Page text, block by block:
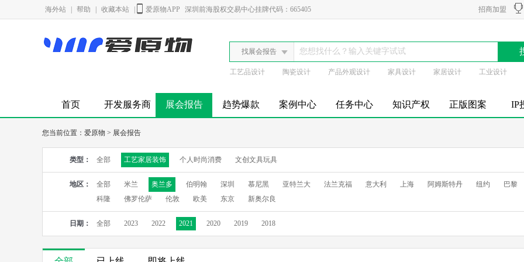
海外站 帮助 收藏本站 爱原物APP 深圳前海股权交易中心挂牌代码：665405 招商加盟
找展会报告
工艺品设计 陶瓷设计 产品外观设计 家具设计 家居设计 工业设计
首页 开发服务商 展会报告 趋势爆款 案例中心 任务中心 知识产权 正版图案 IP
您当前位置： 爱原物 > 展会报告
类型： 全部 工艺家居装饰 个人时尚消费 文创文具玩具
地区： 全部 米兰 奥兰多 伯明翰 深圳 慕尼黑 亚特兰大 法兰克福 意大利 上海 阿姆斯特丹 纽约
巴黎
科隆
佛罗伦萨 伦敦 欧美 东京 新奥尔良
日期： 全部 2023 2022 2021 2020 2019 2018